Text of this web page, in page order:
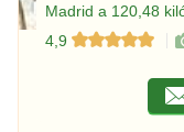
Madrid a 120,48
4,9